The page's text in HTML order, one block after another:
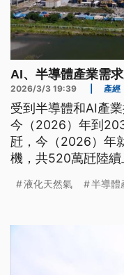
AI、半導體產業需
2026/3/3 19:39 產經
受到半導體和AI產
今（2026）年到
瓩，今（2026）年
機，共520萬瓩陸續
要以天然氣發電，
液化天然氣 半導體